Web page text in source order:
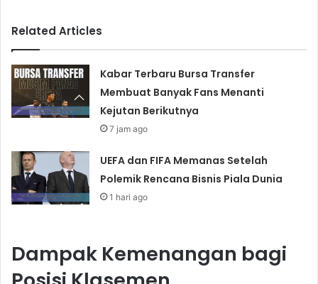
Related Articles
Kabar Terbaru Bursa Transfer
Membuat Banyak Fans Menanti
Kejutan Berikutnya
7 jam ago
UEFA dan FIFA Memanas Setelah
Polemik Rencana Bisnis Piala Dunia
1 hari ago
Dampak Kemenangan bagi